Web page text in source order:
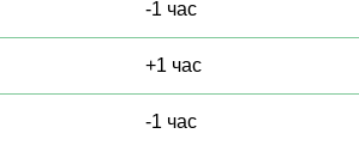
-1 час
+1 час
-1 час